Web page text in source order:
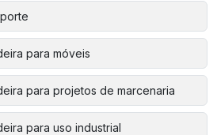
para móveis
para projetos de marcenaria
para uso industrial